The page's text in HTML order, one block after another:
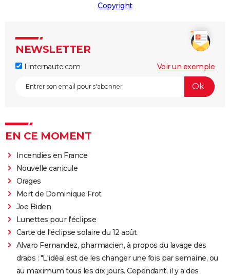
Copyright
NEWSLETTER
Linternaute.com Voir un exemple
EN CE MOMENT
Incendies en France
Nouvelle canicule
Orages
Mort de Dominique Frot
Joe Biden
Lunettes pour l'éclipse
Carte de l'éclipse solaire du 12 août
Alvaro Fernandez, pharmacien, à propos du lavage des
draps : "L'idéal est de les changer une fois par semaine, ou
au maximum tous les dix jours. Cependant, il y a des